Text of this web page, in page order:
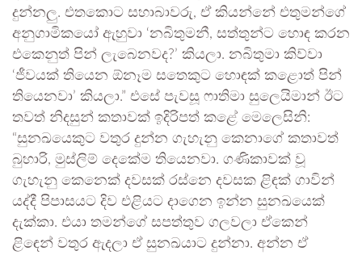
දුන්නලු. එතකොට සහාබාවරු, ඒ කියන්නේ එතුමන්ගේ
අනුගාමිකයෝ ඇහුවා ‘නබිතුමනී, සත්තුන්ට හොඳ කරන
එකෙනුත් පින් ලැබෙනවද?’ කියලා. නබිතුමා කිව්වා
‘ජීවයක් තියෙන ඕනෑම සතෙකුට හොඳක් කළොත් පින්
තියෙනවා’ කියලා.” එසේ පැවසූ ෆාතිමා සුලෙයිමාන් ඊට
තවත් නිදසුන් කතාවක් ඉදිරිපත් කළේ මෙලෙසිනි:
“සුනඛයෙකුට වතුර දුන්න ගැහැනු කෙනාගේ කතාවත්
බුහාරි, මුස්ලිම් දෙකේම තියෙනවා. ගණිකාවක් වූ
ගැහැනු කෙනෙක් දවසක් රස්නෙ දවසක ළිඳක් ගාවින්
යද්දී පිපාසයට දිව එළියට දාගෙන ඉන්න සුනඛයෙක්
දැක්කා. එයා තමන්ගේ සපත්තුව ගලවලා ඒකෙන්
ළිඳෙන් වතුර ඇදලා ඒ සුනඛයාට දුන්නා. අන්න ඒ